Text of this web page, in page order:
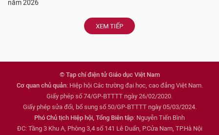
năm 2026
XEM TIẾP
© Tạp chí điện tử Giáo dục Việt Nam
Cơ quan chủ quản: Hiệp hội Các trường đại học, cao đẳng Việt Nam.
Giấy phép số 74/GP-BTTTT ngày 26/02/2020.
Giấy phép sửa đổi, bổ sung số 50/GP-BTTTT ngày 05/03/2024.
Phó Chủ tịch Hiệp hội, Tổng Biên tập: Nguyễn Tiến Bình
ĐC: Tầng 3 Khu A, Phòng 3,4 số 141 Lê Duẩn, P.Cửa Nam, TP.Hà Nội